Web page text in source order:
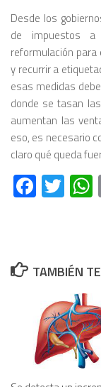
Desde los
de impuestos a
reformulación
y recurrir a
esas medidas
donde se tasan
aumentan las
eso, es necesario
claro qué queda
TAMBIÉN